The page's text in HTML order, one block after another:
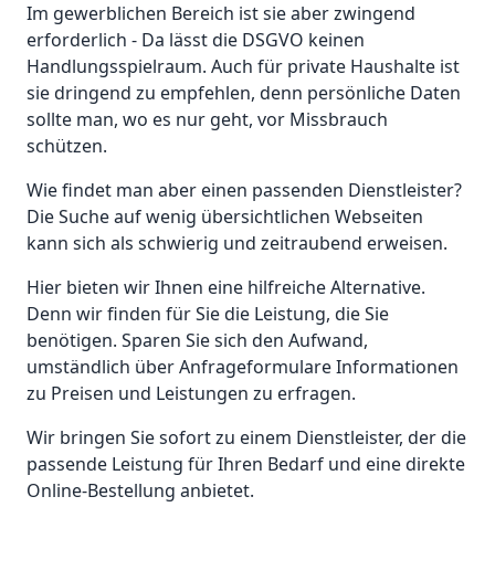
Im gewerblichen Bereich ist sie aber zwingend
erforderlich - Da lässt die DSGVO keinen
Handlungsspielraum. Auch für private Haushalte ist
sie dringend zu empfehlen, denn persönliche Daten
sollte man, wo es nur geht, vor Missbrauch
schützen.
Wie findet man aber einen passenden Dienstleister?
Die Suche auf wenig übersichtlichen Webseiten
kann sich als schwierig und zeitraubend erweisen.
Hier bieten wir Ihnen eine hilfreiche Alternative.
Denn wir finden für Sie die Leistung, die Sie
benötigen. Sparen Sie sich den Aufwand,
umständlich über Anfrageformulare Informationen
zu Preisen und Leistungen zu erfragen.
Wir bringen Sie sofort zu einem Dienstleister, der die
passende Leistung für Ihren Bedarf und eine direkte
Online-Bestellung anbietet.